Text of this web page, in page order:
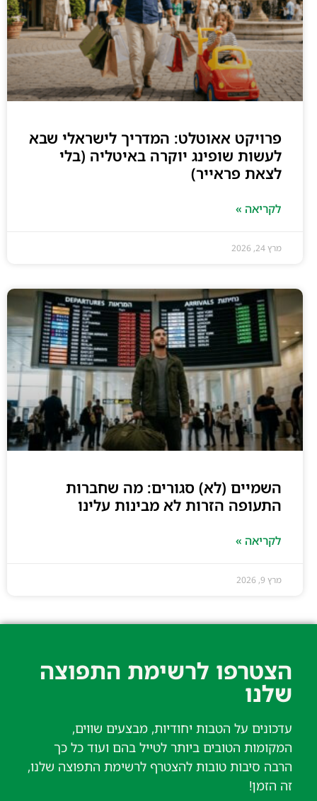
פרויקט אאוטלט: המדריך לישראלי שבא
לעשות שופינג יוקרה באיטליה (בלי
לצאת פראייר)
לקריאה »
מרץ 24, 2026
השמיים (לא) סגורים: מה שחברות
התעופה הזרות לא מבינות עלינו
לקריאה »
מרץ 9, 2026
הצטרפו לרשימת התפוצה
שלנו​
עדכונים על הטבות יחודיות, מבצעים שווים,
המקומות הטובים ביותר לטייל בהם ועוד כל כך
הרבה סיבות טובות להצטרף לרשימת התפוצה שלנו,
זה הזמן!